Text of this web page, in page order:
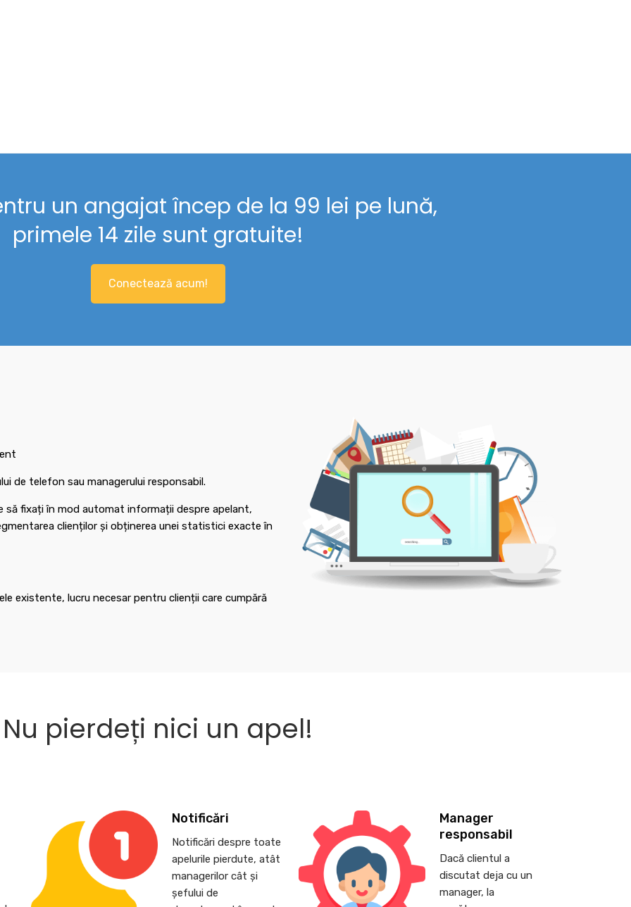
un angajat încep de la 99 lei pe lună,
primele 14 zile sunt gratuite!
Conectează acum!
de telefon sau managerului responsabil.
să fixați în mod automat informații despre apelant,
clienților și obținerea unei statistici exacte în
existente, lucru necesar pentru clienții care cumpără
Nu pierdeți nici un apel!
Notificări
Notificări despre toate
apelurile pierdute, atât
managerilor cât și
șefului de
Manager
responsabil
Dacă clientul a
discutat deja cu un
manager, la